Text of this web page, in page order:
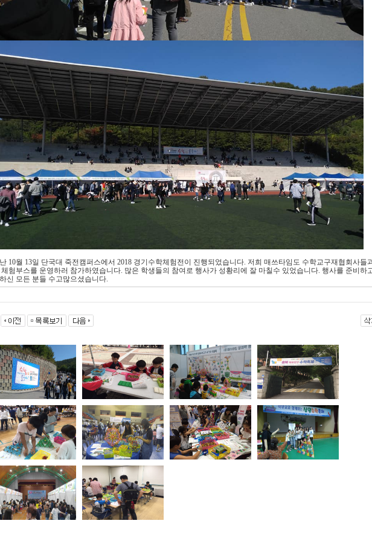
10월 13일 단국대 죽전캠퍼스에서 2018 경기수학체험전이 진행되었습니다. 저희 매쓰타임도 수학교구재협회사들
험부스를 운영하러 참가하였습니다. 많은 학생들의 참여로 행사가 성황리에 잘 마칠수 있었습니다. 행사를 준비하
신 모든 분들 수고많으셨습니다.